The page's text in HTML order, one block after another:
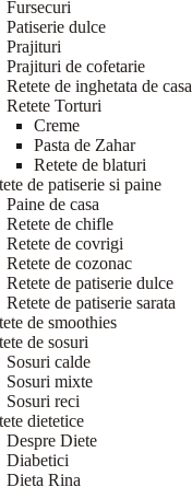
Fursecuri
Patiserie dulce
Prajituri
Prajituri de cofetarie
Retete de inghetata de casa
Retete Torturi
Creme
Pasta de Zahar
Retete de blaturi
de patiserie si paine
Paine de casa
Retete de chifle
Retete de covrigi
Retete de cozonac
Retete de patiserie dulce
Retete de patiserie sarata
de smoothies
de sosuri
Sosuri calde
Sosuri mixte
Sosuri reci
dietetice
Despre Diete
Diabetici
Dieta Rina